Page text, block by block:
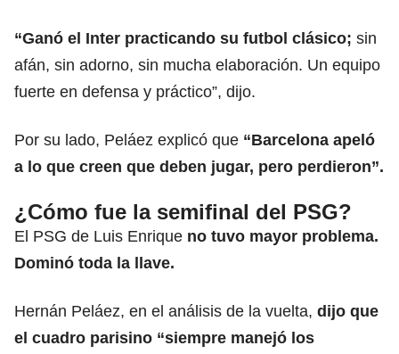
“Ganó el Inter practicando su futbol clásico; sin
afán, sin adorno, sin mucha elaboración. Un equipo
fuerte en defensa y práctico”, dijo.
Por su lado, Peláez explicó que “Barcelona apeló
a lo que creen que deben jugar, pero perdieron”.
¿Cómo fue la semifinal del PSG?
El PSG de Luis Enrique no tuvo mayor problema.
Dominó toda la llave.
Hernán Peláez, en el análisis de la vuelta, dijo que
el cuadro parisino “siempre manejó los